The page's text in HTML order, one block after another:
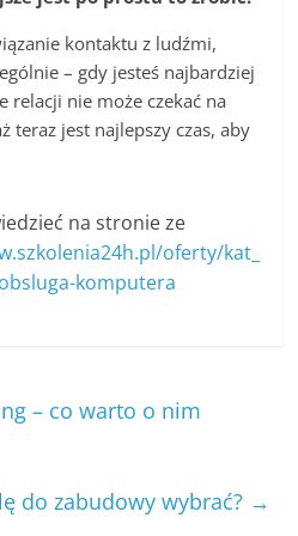
kontaktu z ludźmi,
– gdy jesteś najbardziej
relacji nie może czekać na
teraz jest najlepszy czas, aby
na stronie ze
oferty/kat_
komputera
– co warto o nim
do zabudowy wybrać? →